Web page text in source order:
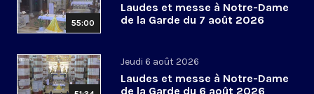
55:00
Laudes et messe à Notre-Dame
de la Garde du 7 août 2026
Jeudi 6 août 2026
Laudes et messe à Notre-Dame
de la Garde du 6 août 2026